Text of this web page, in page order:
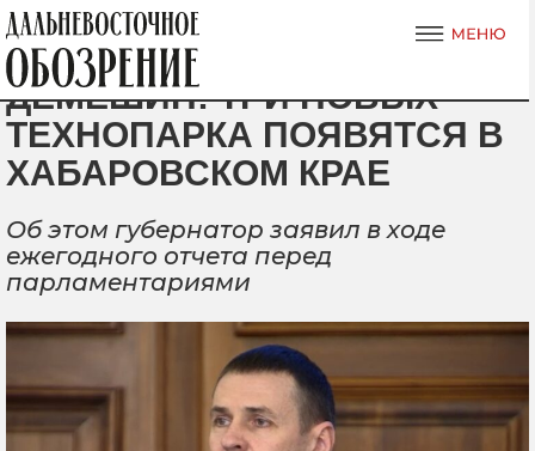
ДЕМЕШИН: ТРИ НОВЫХ
ТЕХНОПАРКА ПОЯВЯТСЯ В
ХАБАРОВСКОМ КРАЕ
Об этом губернатор заявил в ходе
ежегодного отчета перед
парламентариями